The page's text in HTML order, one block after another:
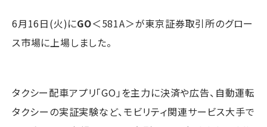
6月16日(火)にGO＜581A＞が東京証券取引所のグロー
ス市場に上場しました。
タクシー配車アプリ「GO」を主力に決済や広告、自動運転
タクシーの実証実験など、モビリティ関連サービス大手で